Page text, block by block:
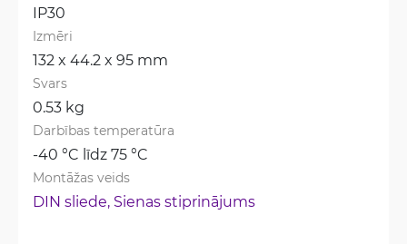
IP30
Izmēri
132 x 44.2 x 95 mm
Svars
0.53 kg
Darbības temperatūra
-40 °C līdz 75 °C
Montāžas veids
DIN sliede, Sienas stiprinājums